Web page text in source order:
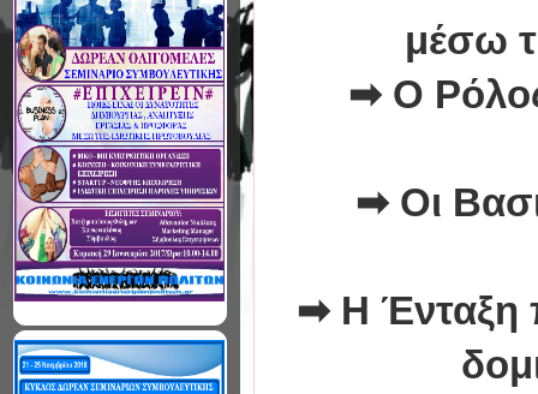
μέσω
➡ Ο
➡ Οι
➡ Η Ένταξη